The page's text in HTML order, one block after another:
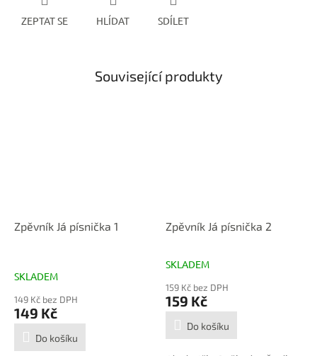
ZEPTAT SE HLÍDAT SDÍLET
Související produkty
Zpěvník Já písnička 1
SKLADEM
149 Kč bez DPH
149 Kč
Do košíku
Zpěvník Já písnička 2
Průměrné
produktu
je
5,0
SKLADEM
159 Kč bez DPH
159 Kč
Do košíku